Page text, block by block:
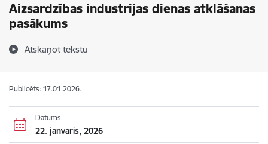
Aizsardzības industrijas dienas atklāšanas
pasākums
Atskaņot tekstu
Publicēts: 17.01.2026.
Datums
22. janvāris, 2026